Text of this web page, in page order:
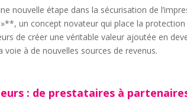
nouvelle étape dans la sécurisation de
»**, un concept novateur qui place la
de créer une véritable valeur ajoutée en
à de nouvelles sources de revenus.
: de prestataires à